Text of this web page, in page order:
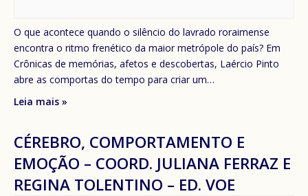
O que acontece quando o silêncio do lavrado roraimense
encontra o ritmo frenético da maior metrópole do país? Em
Crônicas de memórias, afetos e descobertas, Laércio Pinto
abre as comportas do tempo para criar um…
Leia mais »
CÉREBRO, COMPORTAMENTO E
EMOÇÃO – COORD. JULIANA FERRAZ E
REGINA TOLENTINO – ED. VOE